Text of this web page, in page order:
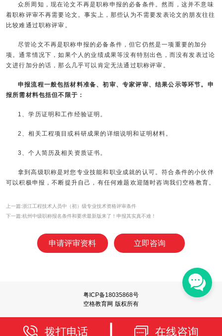
众所周知，现在论文不再是职称申报的必备条件。然而，这并不意味
着职称评审不再需要论文。事实上，那些认为不需要发表论文的朋友往往
比较难通过职称评审。
尽管论文不再是职称申报的必备条件，但它仍然是一项重要的加分
项。通常情况下，如果个人的业绩成果等没有特别出色，而没有发表过论
文进行加分的话，那么几乎可以肯定无法通过职称评审。
申报流程一般包括材料准备、初审、专家评审、结果公示等环节。申
报所需材料包括但不限于：
1、学历证明和工作经验证明。
2、相关工程项目或科研成果的详细说明和证明材料。
3、个人简历及相关资质证书。
拿到高级职称是对您专业技能和职业成就的认可。符合条件的小伙伴
可以积极申报，不断提升自己，有任何难题欢迎随时咨询我们 空格教育。
上一篇:浙江工程技术人员中（初）级专业技术资格评审条件
下一篇:杭州中级职称报名条件和要求最新版来了！申报其实真不难！
申请评审资料 立即咨询
粤ICP备18035868号
空格教育网 版权所有
拨打电话 在线咨询